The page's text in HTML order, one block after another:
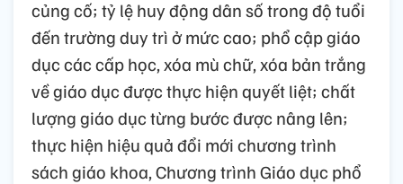
củng cố; tỷ lệ huy động dân số trong độ tuổi
đến trường duy trì ở mức cao; phổ cập giáo
dục các cấp học, xóa mù chữ, xóa bản trắng
về giáo dục được thực hiện quyết liệt; chất
lượng giáo dục từng bước được nâng lên;
thực hiện hiệu quả đổi mới chương trình
sách giáo khoa, Chương trình Giáo dục phổ